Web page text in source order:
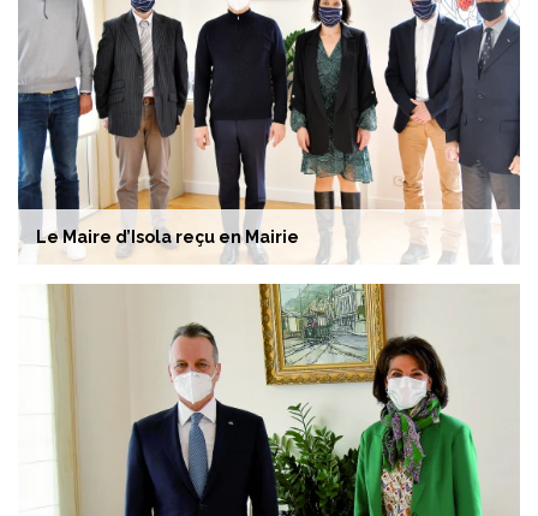
Le Maire d’Isola reçu en Mairie